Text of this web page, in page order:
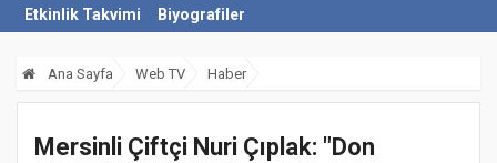
Etkinlik Takvimi
Biyografiler
Ana Sayfa Web TV Haber
Mersinli Çiftçi Nuri Çıplak: "Don